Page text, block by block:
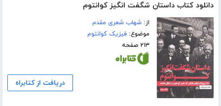
دانلود کتاب داستان شگفت انگیز کوانتوم
از:شهاب شعری مقدم
موضوع:فیزیک کوانتوم
۲۱۳ صفحه
دریافت از کتابراه